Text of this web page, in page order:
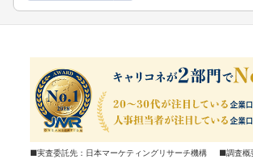
■実査委託先：日本マーケティングリサーチ機構 ■調査概